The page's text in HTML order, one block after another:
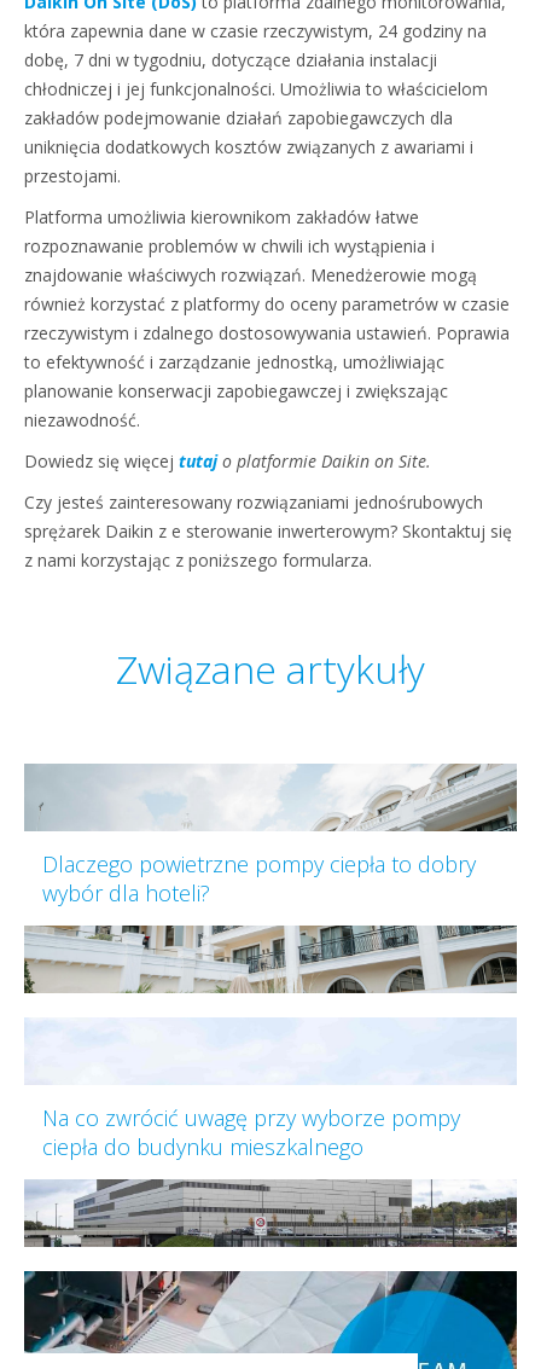
która zapewnia dane w czasie rzeczywistym, 24 godziny na
dobę, 7 dni w tygodniu, dotyczące działania instalacji
chłodniczej i jej funkcjonalności. Umożliwia to właścicielom
zakładów podejmowanie działań zapobiegawczych dla
uniknięcia dodatkowych kosztów związanych z awariami i
przestojami.
Platforma umożliwia kierownikom zakładów łatwe
rozpoznawanie problemów w chwili ich wystąpienia i
znajdowanie właściwych rozwiązań. Menedżerowie mogą
również korzystać z platformy do oceny parametrów w czasie
rzeczywistym i zdalnego dostosowywania ustawień. Poprawia
to efektywność i zarządzanie jednostką, umożliwiając
planowanie konserwacji zapobiegawczej i zwiększając
niezawodność.
Dowiedz się więcej tutajo platformie Daikin on Site.
Czy jesteś zainteresowany rozwiązaniami jednośrubowych
sprężarek Daikin z e sterowanie inwerterowym? Skontaktuj się
z nami korzystając z poniższego formularza.
Związane artykuły
Dlaczego powietrzne pompy ciepła to dobry
wybór dla hoteli?
Na co zwrócić uwagę przy wyborze pompy
ciepła do budynku mieszkalnego